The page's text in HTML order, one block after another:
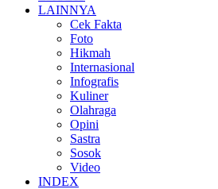
LAINNYA
Cek Fakta
Foto
Hikmah
Internasional
Infografis
Kuliner
Olahraga
Opini
Sastra
Sosok
Video
INDEX